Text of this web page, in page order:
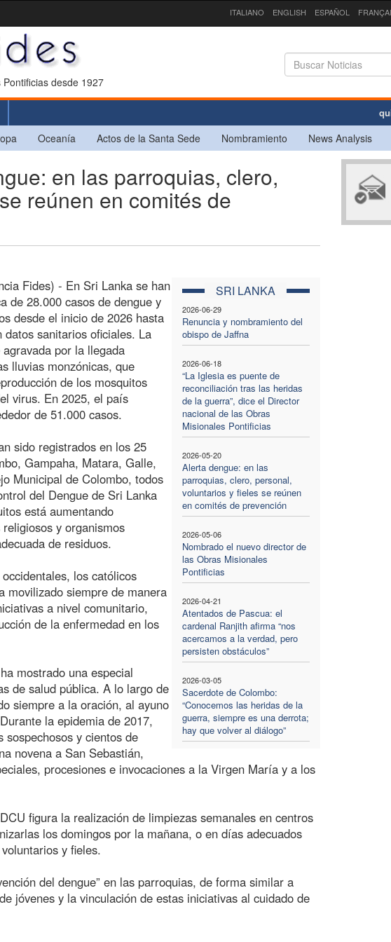
ITALIANO ENGLISH ESPAÑOL
desde 1927
Oceanía Actos de la Santa Sede Nombramiento News Analysis
en las parroquias, clero,
reúnen en comités de
SRI LANKA
2026-06-29
Renuncia y nombramiento del
obispo de Jaffna
2026-06-18
“La Iglesia es puente de
reconciliación tras las heridas
de la guerra”, dice el Director
nacional de las Obras
Misionales Pontificias
2026-05-20
Alerta dengue: en las
parroquias, clero, personal,
voluntarios y fieles se reúnen
en comités de prevención
2026-05-06
Nombrado el nuevo director de
las Obras Misionales
Pontificias
2026-04-21
Atentados de Pascua: el
cardenal Ranjith afirma “nos
acercamos a la verdad, pero
persisten obstáculos”
2026-03-05
Sacerdote de Colombo:
“Conocemos las heridas de la
guerra, siempre es una derrota;
hay que volver al diálogo”
Fides) - En Sri Lanka se han
de 28.000 casos de dengue y
desde el inicio de 2026 hasta
datos sanitarios oficiales. La
por la llegada
lluvias monzónicas, que
de los mosquitos
virus. En 2025, el país
de 51.000 casos.
sido registrados en los 25
Gampaha, Matara, Galle,
Municipal de Colombo, todos
del Dengue de Sri Lanka
está aumentando
y organismos
de residuos.
los católicos
movilizado siempre de manera
a nivel comunitario,
de la enfermedad en los
mostrado una especial
de salud pública. A lo largo de
siempre a la oración, al ayuno
la epidemia de 2017,
sospechosos y cientos de
novena a San Sebastián,
procesiones e invocaciones a la Virgen María y a los
figura la realización de limpiezas semanales en centros
los domingos por la mañana, o en días adecuados
y fieles.
del dengue” en las parroquias, de forma similar a
jóvenes y la vinculación de estas iniciativas al cuidado de